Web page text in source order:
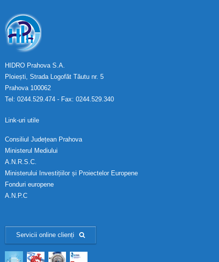
HIDRO Prahova S.A.
Ploiești, Strada Logofăt Tăutu nr. 5
Prahova 100062
Tel: 0244.529.474 - Fax: 0244.529.340
Link-uri utile
Consiliul Județean Prahova
Ministerul Mediului
A.N.R.S.C.
Ministerului Investițiilor și Proiectelor Europene
Fonduri europene
A.N.P.C
Servicii online clienți